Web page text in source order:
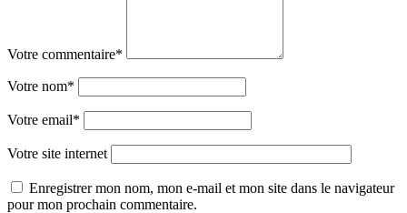
Votre commentaire*
Votre nom*
Votre email*
Votre site internet
Enregistrer mon nom, mon e-mail et mon site dans le navigateur
pour mon prochain commentaire.